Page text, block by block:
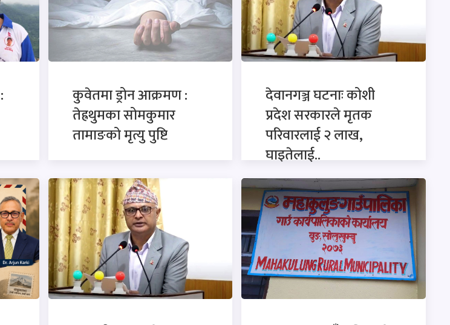
कुवेतमा ड्रोन आक्रमण :
तेह्रथुमका सोमकुमार
तामाङको मृत्यु पुष्टि
देवानगञ्ज घटनाः कोशी
प्रदेश सरकारले मृतक
परिवारलाई २ लाख,
घाइतेलाई..